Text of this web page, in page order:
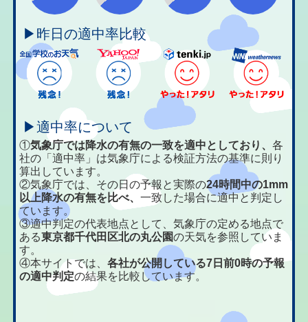
▶昨日の適中率比較
▶適中率について
①気象庁では降水の有無の一致を適中としており、各
社の「適中率」は気象庁による検証方法の基準に則り
算出しています。
②気象庁では、その日の予報と実際の24時間中の1mm
以上降水の有無を比べ、一致した場合に適中と判定し
ています。
③適中判定の代表地点として、気象庁の定める地点で
ある東京都千代田区北の丸公園の天気を参照していま
す。
④本サイトでは、各社が公開している7日前0時の予報
の適中判定の結果を比較しています。